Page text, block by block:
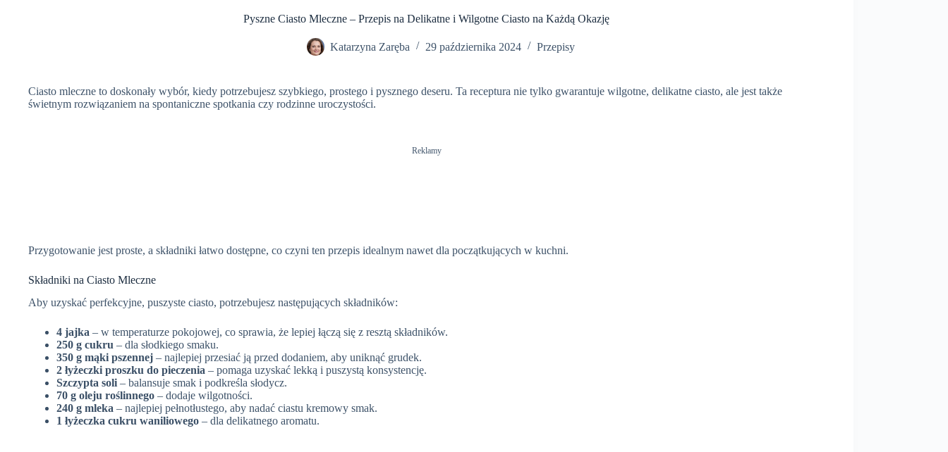
Pyszne Ciasto Mleczne – Przepis na Delikatne i Wilgotne Ciasto na Każdą Okazję
Katarzyna Zaręba 29 października 2024 Przepisy
Ciasto mleczne to doskonały wybór, kiedy potrzebujesz szybkiego, prostego i pysznego deseru. Ta receptura nie tylko gwarantuje wilgotne, delikatne ciasto, ale jest także
świetnym rozwiązaniem na spontaniczne spotkania czy rodzinne uroczystości.
Reklamy
Przygotowanie jest proste, a składniki łatwo dostępne, co czyni ten przepis idealnym nawet dla początkujących w kuchni.
Składniki na Ciasto Mleczne
Aby uzyskać perfekcyjne, puszyste ciasto, potrzebujesz następujących składników:
4 jajka – w temperaturze pokojowej, co sprawia, że lepiej łączą się z resztą składników.
250 g cukru – dla słodkiego smaku.
350 g mąki pszennej – najlepiej przesiać ją przed dodaniem, aby uniknąć grudek.
2 łyżeczki proszku do pieczenia – pomaga uzyskać lekką i puszystą konsystencję.
Szczypta soli – balansuje smak i podkreśla słodycz.
70 g oleju roślinnego – dodaje wilgotności.
240 g mleka – najlepiej pełnotłustego, aby nadać ciastu kremowy smak.
1 łyżeczka cukru waniliowego – dla delikatnego aromatu.